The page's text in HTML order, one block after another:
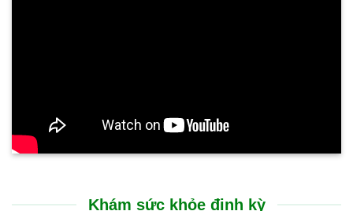
Khám sức khỏe định kỳ